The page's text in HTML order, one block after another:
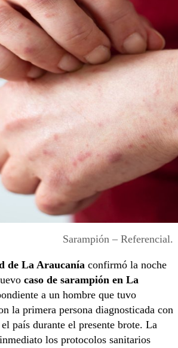
Sarampión – Referencial.
de La Araucanía confirmó la noche
caso de sarampión en La
a un hombre que tuvo
la primera persona diagnosticada con
país durante el presente brote. La
los protocolos sanitarios